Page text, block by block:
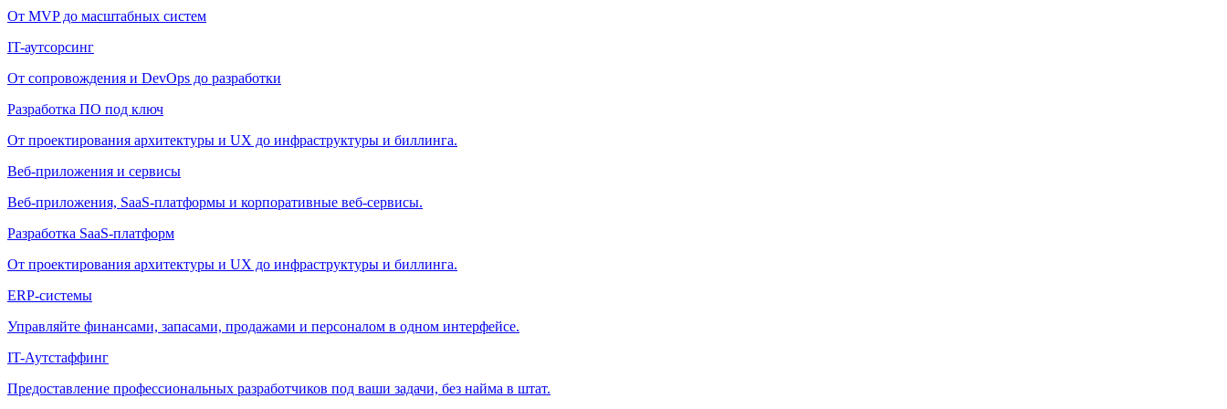
От MVP до масштабных систем
IT-аутсорсинг
От сопровождения и DevOps до разработки
Разработка ПО под ключ
От проектирования архитектуры и UX до инфраструктуры и биллинга.
Веб-приложения и сервисы
Веб-приложения, SaaS-платформы и корпоративные веб-сервисы.
Разработка SaaS-платформ
От проектирования архитектуры и UX до инфраструктуры и биллинга.
ERP-системы
Управляйте финансами, запасами, продажами и персоналом в одном интерфейсе.
IT-Аутстаффинг
Предоставление профессиональных разработчиков под ваши задачи, без найма в штат.